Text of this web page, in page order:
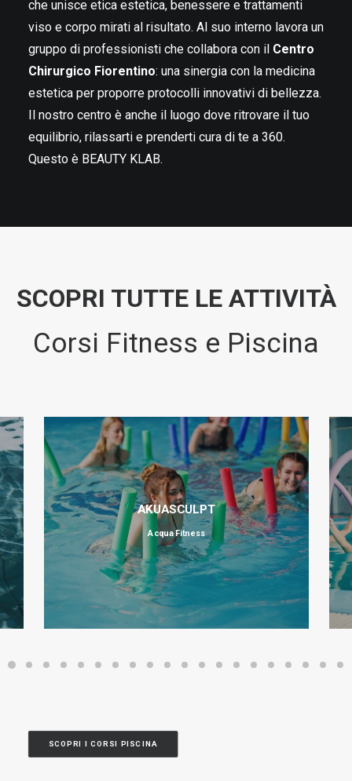
che unisce etica estetica, benessere e trattamenti
viso e corpo mirati al risultato. Al suo interno lavora un
gruppo di professionisti che collabora con il Centro
Chirurgico Fiorentino: una sinergia con la medicina
estetica per proporre protocolli innovativi di bellezza.
Il nostro centro è anche il luogo dove ritrovare il tuo
equilibrio, rilassarti e prenderti cura di te a 360.
Questo è BEAUTY KLAB.
SCOPRI TUTTE LE ATTIVITÀ
Corsi Fitness e Piscina
AKUASCULPT
Acqua Fitness
SCOPRI I CORSI PISCINA